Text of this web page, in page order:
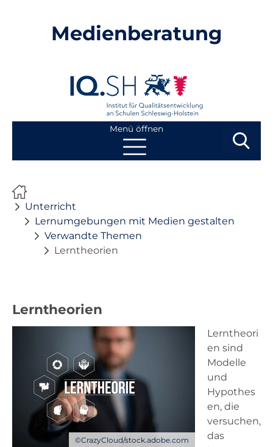
Medienberatung
Menü öffnen
Beratung
Landesdienste
Kontakt
Unterricht
Lernumgebungen mit Medien gestalten
Verwandte Themen
Lerntheorien
Lerntheorien
©CrazyCloud/stock.adobe.com
Lerntheori
en sind
Modelle
und
Hypothes
en, die
versuchen,
das